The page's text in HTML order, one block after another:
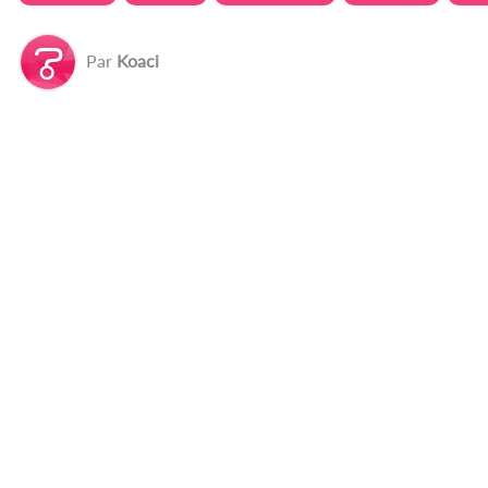
Par Koaci